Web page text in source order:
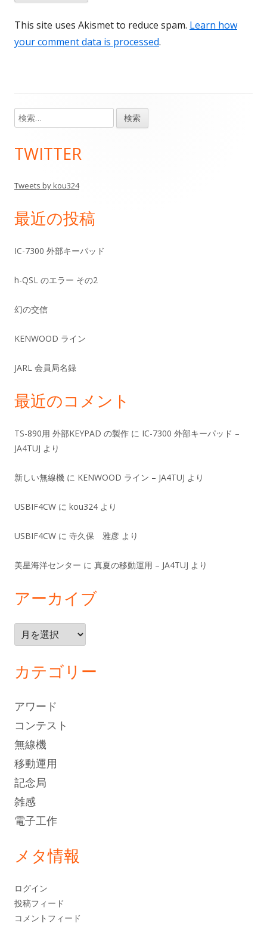
This site uses Akismet to reduce spam. Learn how
your comment data is processed.
メ
イ
イ
ド
バ
検
索:
TWITTER
Tweets by kou324
最近の投稿
IC-7300 外部キーパッド
h-QSL のエラー その2
幻の交信
KENWOOD ライン
JARL 会員局名録
最近のコメント
TS-890用 外部KEYPAD の製作 に IC-7300 外部キーパッド –
JA4TUJ より
新しい無線機 に KENWOOD ライン – JA4TUJ より
USBIF4CW に kou324 より
USBIF4CW に 寺久保 雅彦 より
美星海洋センター に 真夏の移動運用 – JA4TUJ より
アーカイブ
ー
カ
イ
カテゴリー
アワード
コンテスト
無線機
移動運用
記念局
雑感
電子工作
メタ情報
ログイン
投稿フィード
コメントフィード